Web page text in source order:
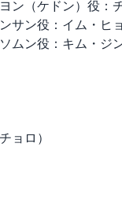
ン（ケドン）役：
サン役：イム・ヒ
ムン役：キム・ジ
ョロ）